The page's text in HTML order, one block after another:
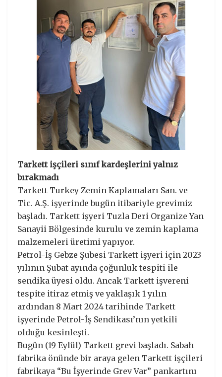
Tarkett işçileri sınıf kardeşlerini yalnız
bırakmadı
Tarkett Turkey Zemin Kaplamaları San. ve
Tic. A.Ş. işyerinde bugün itibariyle grevimiz
başladı. Tarkett işyeri Tuzla Deri Organize Yan
Sanayii Bölgesinde kurulu ve zemin kaplama
malzemeleri üretimi yapıyor.
Petrol-İş Gebze Şubesi Tarkett işyeri için 2023
yılının Şubat ayında çoğunluk tespiti ile
sendika üyesi oldu. Ancak Tarkett işvereni
tespite itiraz etmiş ve yaklaşık 1 yılın
ardından 8 Mart 2024 tarihinde Tarkett
işyerinde Petrol-İş Sendikası’nın yetkili
olduğu kesinleşti.
Bugün (19 Eylül) Tarkett grevi başladı. Sabah
fabrika önünde bir araya gelen Tarkett işçileri
fabrikaya “Bu İşyerinde Grev Var” pankartını